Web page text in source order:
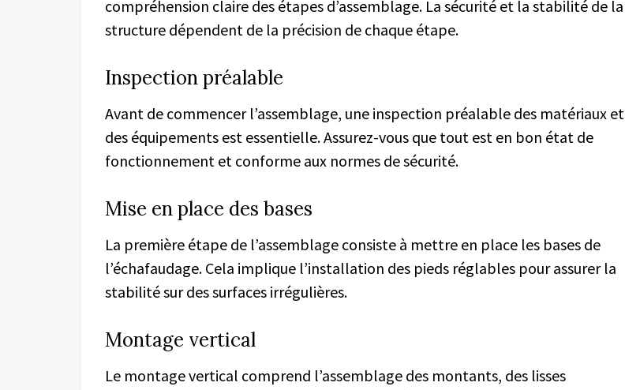
compréhension claire des étapes d’assemblage. La sécurité et la stabilité de la
structure dépendent de la précision de chaque étape.
Inspection préalable
Avant de commencer l’assemblage, une inspection préalable des matériaux et
des équipements est essentielle. Assurez-vous que tout est en bon état de
fonctionnement et conforme aux normes de sécurité.
Mise en place des bases
La première étape de l’assemblage consiste à mettre en place les bases de
l’échafaudage. Cela implique l’installation des pieds réglables pour assurer la
stabilité sur des surfaces irrégulières.
Montage vertical
Le montage vertical comprend l’assemblage des montants, des lisses